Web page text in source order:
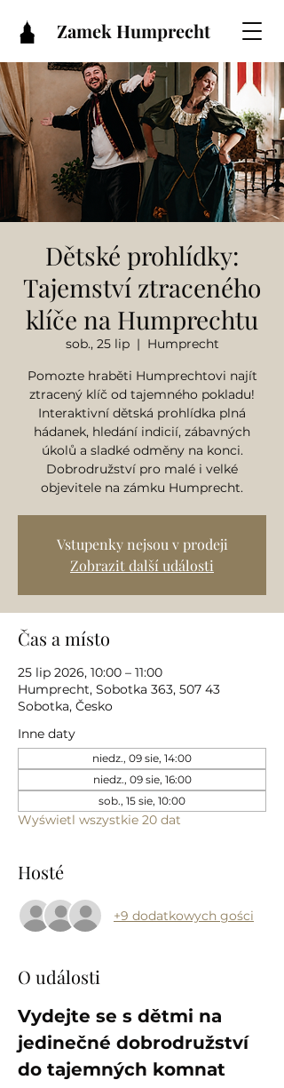
Zamek Humprecht
Dětské prohlídky:
Tajemství ztraceného
klíče na Humprechtu
sob., 25 lip
  |
Humprecht
Pomozte hraběti Humprechtovi najít
ztracený klíč od tajemného pokladu!
Interaktivní dětská prohlídka plná
hádanek, hledání indicií, zábavných
úkolů a sladké odměny na konci.
Dobrodružství pro malé i velké
objevitele na zámku Humprecht.
Vstupenky nejsou v prodeji
Zobrazit další události
Čas a místo
25 lip 2026, 10:00 – 11:00
Humprecht, Sobotka 363, 507 43
Sobotka, Česko
Inne daty
niedz., 09 sie, 14:00
niedz., 09 sie, 16:00
sob., 15 sie, 10:00
Wyświetl wszystkie 20 dat
Hosté
+9 dodatkowych gości
O události
Vydejte se s dětmi na
jedinečné dobrodružství
do tajemných komnat